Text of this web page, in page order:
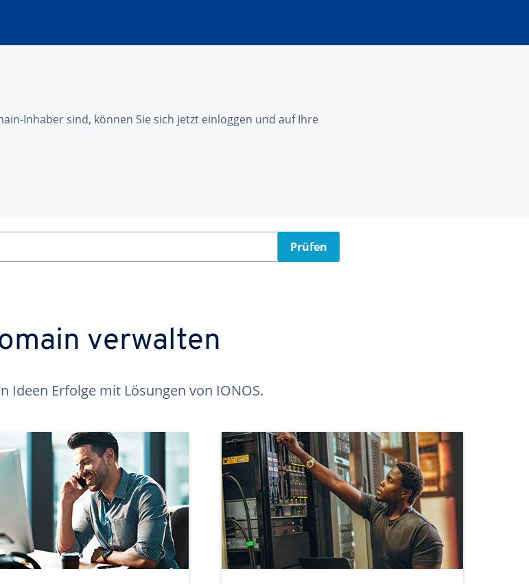
Inhaber sind, können Sie sich jetzt einloggen und auf Ihre
Prüfen
verwalten
Ideen Erfolge mit Lösungen von IONOS.